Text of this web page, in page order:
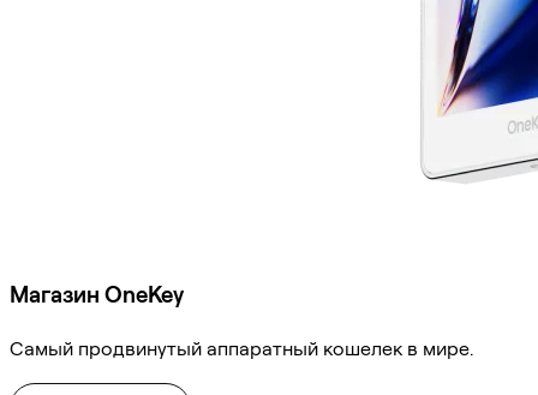
Магазин OneKey
Самый продвинутый аппаратный кошелек в мире.